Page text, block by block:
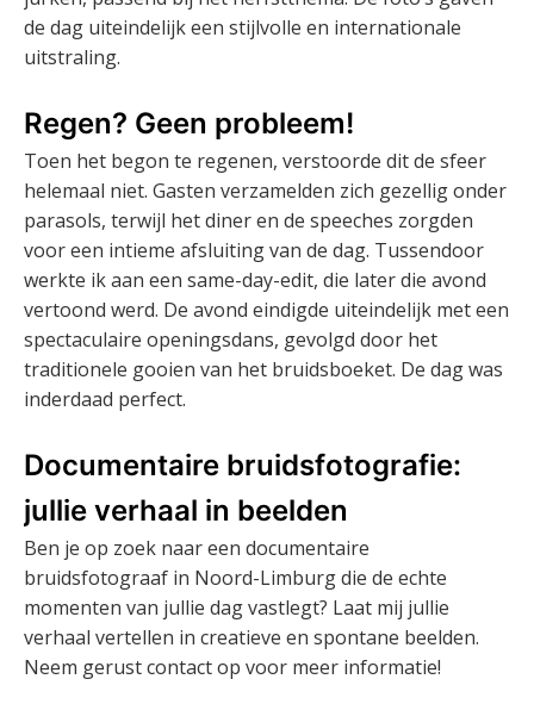
de dag uiteindelijk een stijlvolle en internationale
uitstraling.
Regen? Geen probleem!
Toen het begon te regenen, verstoorde dit de sfeer
helemaal niet. Gasten verzamelden zich gezellig onder
parasols, terwijl het diner en de speeches zorgden
voor een intieme afsluiting van de dag. Tussendoor
werkte ik aan een same-day-edit, die later die avond
vertoond werd. De avond eindigde uiteindelijk met een
spectaculaire openingsdans, gevolgd door het
traditionele gooien van het bruidsboeket. De dag was
inderdaad perfect.
Documentaire bruidsfotografie:
jullie verhaal in beelden
Ben je op zoek naar een documentaire
bruidsfotograaf in Noord-Limburg die de echte
momenten van jullie dag vastlegt? Laat mij jullie
verhaal vertellen in creatieve en spontane beelden.
Neem gerust contact op voor meer informatie!